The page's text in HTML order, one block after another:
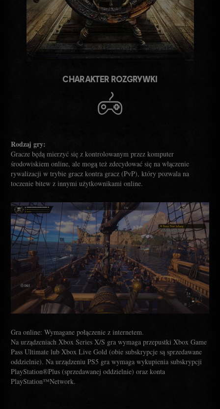
CHARAKTER ROZGRYWKI
Rodzaj gry:
Gracze będą mierzyć się z kontrolowanym przez komputer
środowiskiem online, ale mogą też zdecydować się na włączenie
rywalizacji w trybie gracz kontra gracz (PvP), który pozwala na
toczenie bitew z innymi użytkownikami online.
Gra online: Wymagane połączenie z internetem.
Na urządzeniach Xbox Series X/S gra wymaga przepustki Xbox Game
Pass Ultimate lub Xbox Live Gold (obie subskrypcje są sprzedawane
oddzielnie). Na urządzeniu PS5 gra wymaga wykupienia subskrypcji
PlayStation®Plus (sprzedawanej oddzielnie) oraz konta
PlayStation™Network.